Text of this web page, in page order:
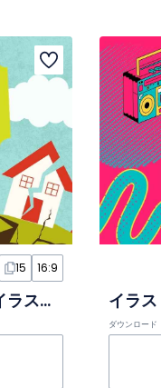
15 16:9
地震の原因を学ぶブルーのキュートなイラストスライド
ダウンロード